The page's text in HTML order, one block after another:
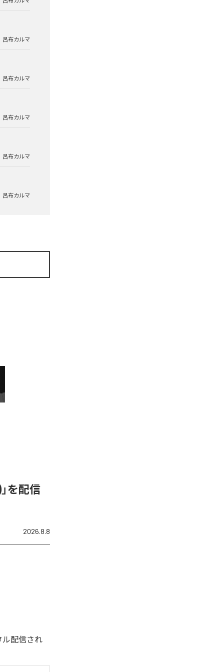
呂布カルマ
呂布カルマ
呂布カルマ
呂布カルマ
呂布カルマ
を配信
2026.8.8
ル配信され